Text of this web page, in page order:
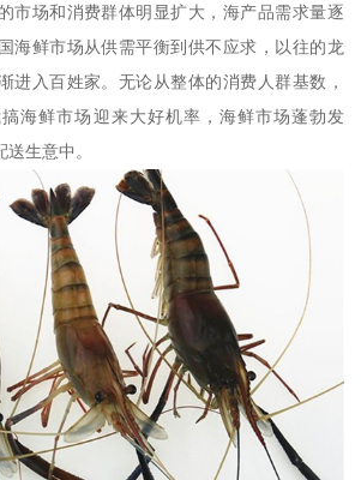
市场和消费群体明显扩大，海产品需求量逐
海鲜市场从供需平衡到供不应求，以往的龙
进入百姓家。无论从整体的消费人群基数，
海鲜市场迎来大好机率，海鲜市场蓬勃发
生意中。